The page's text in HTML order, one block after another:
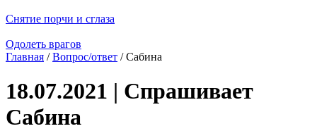
Снятие порчи и сглаза
Одолеть врагов
Главная /Вопрос/ответ / Сабина
18.07.2021 | Спрашивает
Сабина